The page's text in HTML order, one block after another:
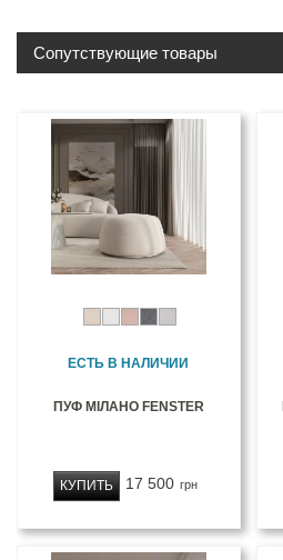
Сопутствующие товары
ЕСТЬ В НАЛИЧИИ
ПУФ МІЛАНО FENSTER
17 500 грн
КУПИТЬ